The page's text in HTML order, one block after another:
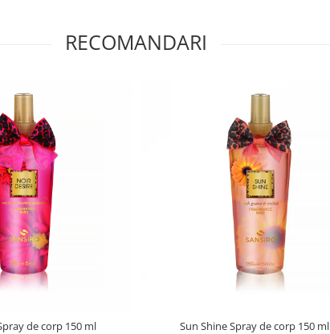
RECOMANDARI
de corp 150 ml Sun Shine Spray de corp 150 ml